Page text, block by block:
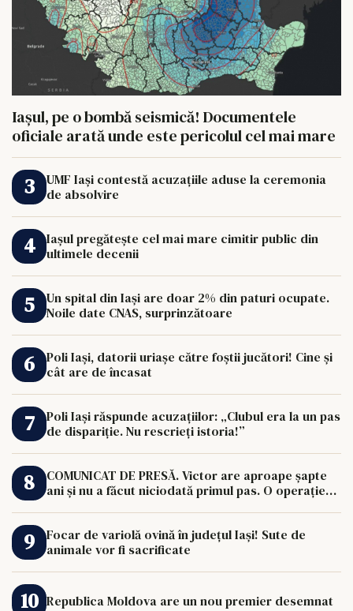
Iașul, pe o bombă seismică! Documentele
oficiale arată unde este pericolul cel mai mare
UMF Iași contestă acuzațiile aduse la ceremonia
de absolvire
Iașul pregătește cel mai mare cimitir public din
ultimele decenii
Un spital din Iași are doar 2% din paturi ocupate.
Noile date CNAS, surprinzătoare
Poli Iași, datorii uriașe către foștii jucători! Cine și
cât are de încasat
Poli Iași răspunde acuzațiilor: „Clubul era la un pas
de dispariție. Nu rescrieți istoria!”
COMUNICAT DE PRESĂ. Victor are aproape șapte
ani și nu a făcut niciodată primul pas. O operație
Focar de variolă ovină în județul Iași! Sute de
animale vor fi sacrificate
Republica Moldova are un nou premier desemnat